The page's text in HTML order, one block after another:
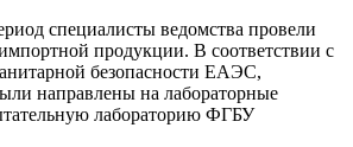
специалисты ведомства провели
продукции. В соответствии с
безопасности ЕАЭС,
направлены на лабораторные
лабораторию ФГБУ